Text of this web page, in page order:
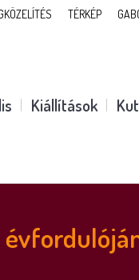
TÉRKÉP
Kiállítások